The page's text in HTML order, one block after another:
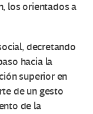
los orientados a
decretando
hacia la
superior en
de un gesto
de la